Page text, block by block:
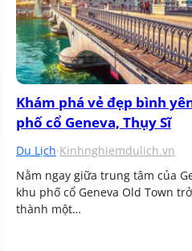
Khám phá vẻ đẹp bình
phố cổ Geneva, Thụy Sĩ
Du Lịch·Kinhnghiemdulich.vn
Nằm ngay giữa trung tâm của
khu phố cổ Geneva Old Town trở
thành một…